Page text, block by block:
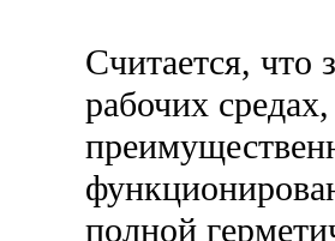
Считается, что
рабочих
полной